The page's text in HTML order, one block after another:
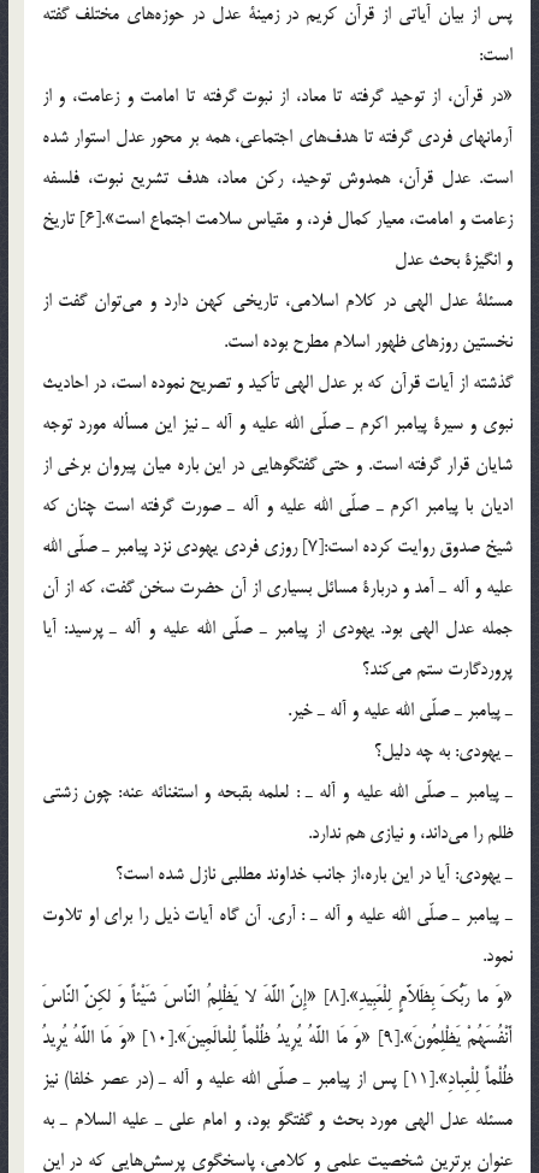
پس از بيان آياتي از قرآن كريم در زمينة عدل در حوزه‎هاي مختلف گفته
است:
«در قرآن، از توحيد گرفته تا معاد، از نبوت گرفته تا امامت و زعامت، و از
آرمانهاي فردي گرفته تا هدف‎هاي اجتماعي، همه بر محور عدل استوار شده
است. عدل قرآن، همدوش توحيد، ركن معاد، هدف تشريع نبوت، فلسفه
زعامت و امامت، معيار كمال فرد، و مقياس سلامت اجتماع است».[6] تاريخ
و انگيزة بحث عدل
مسئلة عدل الهي در كلام اسلامي، تاريخي كهن دارد و مي‎توان گفت از
نخستين روزهاي ظهور اسلام مطرح بوده است.
گذشته از آيات قرآن كه بر عدل الهي تأكيد و تصريح نموده است، در احاديث
نبوي و سيرة پيامبر اكرم ـ صلّي الله عليه و آله ـ نيز اين مسأله مورد توجه
شايان قرار گرفته است. و حتي گفتگوهايي در اين باره ميان پيروان برخي از
اديان با پيامبر اكرم ـ صلّي الله عليه و آله ـ صورت گرفته است چنان كه
شيخ صدوق روايت كرده است:[7] روزي فردي يهودي نزد پيامبر ـ صلّي الله
عليه و آله ـ آمد و دربارة مسائل بسياري از آن حضرت سخن گفت، كه از آن
جمله عدل الهي بود. يهودي از پيامبر ـ صلّي الله عليه و آله ـ پرسيد: آيا
پروردگارت ستم مي‎كند؟
ـ پيامبر ـ صلّي الله عليه و آله ـ خير.
ـ يهودي: به چه دليل؟
ـ پيامبر ـ صلّي الله عليه و آله ـ : لعلمه بقبحه و استغنائه عنه: چون زشتي
ظلم را مي‎داند، و نيازي هم ندارد.
ـ يهودي: آيا در اين باره،‌از جانب خداوند مطلبي نازل شده است؟
ـ پيامبر ـ صلّي الله عليه و آله ـ : آري. آن گاه آيات ذيل را براي او تلاوت
نمود.
«وَ ما رَبُّكَ بِظَلاَّمٍ لِلْعَبِيدِ».[8] «إِنَّ اللَّهَ لا يَظْلِمُ النَّاسَ شَيْئاً وَ لكِنَّ النَّاسَ
أَنْفُسَهُمْ يَظْلِمُونَ».[9] «وَ مَا اللَّهُ يُرِيدُ ظُلْماً لِلْعالَمِينَ».[10] «وَ مَا اللَّهُ يُرِيدُ
ظُلْماً لِلْعِبادِ».[11] پس از پيامبر ـ صلّي الله عليه و آله ـ (در عصر خلفا) نيز
مسئله عدل الهي مورد بحث و گفتگو بود، و امام علي ـ عليه السلام ـ به
عنوان برترين شخصيت علمي و كلامي، پاسخگوي پرسش‎هايي كه در اين